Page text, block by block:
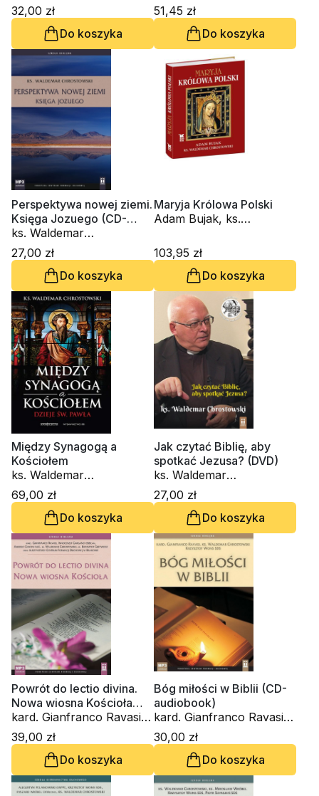
32,00 zł
Do koszyka
Chrostowski
51,45 zł
Do koszyka
Perspektywa nowej ziemi.
Księga Jozuego (CD-
audiobook)
ks. Waldemar
Chrostowski
27,00 zł
Do koszyka
Maryja Królowa Polski
Adam Bujak, ks.
103,95 zł
Do koszyka
Między Synagogą a
Kościołem
ks. Waldemar
Chrostowski
69,00 zł
Do koszyka
Jak czytać Biblię, aby
spotkać Jezusa? (DVD)
ks. Waldemar
Chrostowski
27,00 zł
Do koszyka
Powrót do lectio divina.
Nowa wiosna Kościoła
(CD-audiobook)
kard. Gianfranco Ravasi,
Innocenzo Gargano
OSBCam., Amedeo
Cencini FdCC, ks.
Waldemar Chrostowski,
ks. Krzysztof Grzywocz
39,00 zł
Do koszyka
Bóg miłości w Biblii (CD-
audiobook)
kard. Gianfranco Ravasi,
ks. Waldemar
Chrostowski, ks.
Krzysztof Wons SDS
30,00 zł
Do koszyka